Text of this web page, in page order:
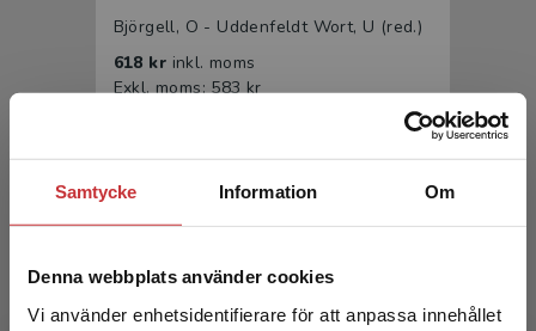
Samtycke Information Om
Denna webbplats använder cookies
Vi använder enhetsidentifierare för att anpassa innehållet
Björgell, O - Uddenfeldt Wort, U (red.)
618 kr inkl. moms
Exkl. moms: 583 kr